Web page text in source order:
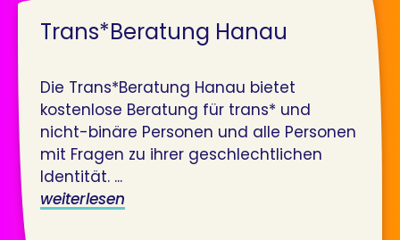
Trans*Beratung Hanau
Die Trans*Beratung Hanau bietet
kostenlose Beratung für trans* und
nicht-binäre Personen und alle Personen
mit Fragen zu ihrer geschlechtlichen
Identität. ...
weiterlesen